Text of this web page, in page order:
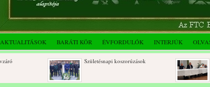
AKTUALITÁSOK BARÁTI KÖR ÉVFORDULÓK INTERJÚK
Születésnapi koszorúzások